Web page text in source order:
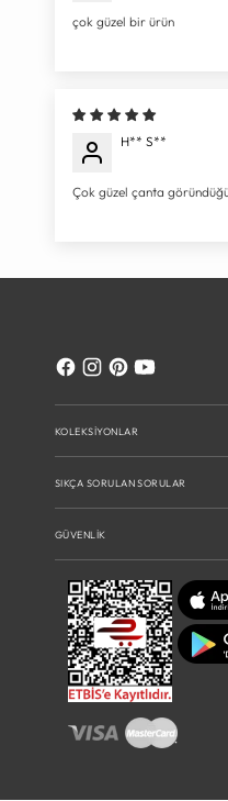
çok güzel bir ürün
H** S**
Çok güzel çanta
KOLEKSIYONLAR
SIKÇA SORULAN SORULAR
GÜVENLIK